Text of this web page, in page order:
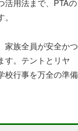
活用法まで、PTAの
家族全員が安全かつ
す。テントとリヤ
校行事を万全の準備